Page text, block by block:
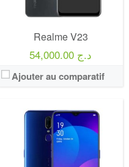
Realme V23
54,000.00 د.ج
Ajouter au comparatif